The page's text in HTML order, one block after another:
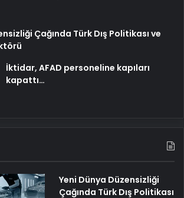
Çağında Türk Dış Politikası ve
İktidar, AFAD personeline kapıları
kapattı…
Yeni Dünya Düzensizliği
Çağında Türk Dış Politikası